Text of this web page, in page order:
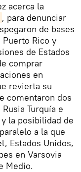
acerca la
, para denunciar
de bases
Rico y
de Estados
comprar
en
revierta su
comentaron dos
Turquía e
y la posibilidad de
a la que
Estados Unidos,
en Varsovia
Medio.